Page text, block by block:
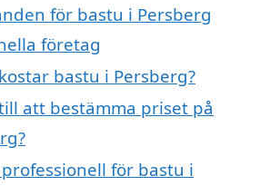
för bastu i Persberg
företag
bastu i Persberg?
att bestämma priset på
för bastu i